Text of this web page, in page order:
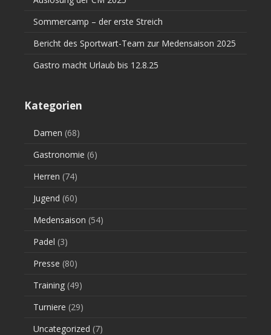
Sommercamp – der erste Streich
Bericht des Sportwart-Team zur Medensaison 2025
Gastro macht Urlaub bis 12.8.25
Kategorien
Damen (68)
Gastronomie (6)
Herren (74)
Jugend (60)
Medensaison (54)
Padel (3)
Presse (80)
Training (49)
Turniere (29)
Uncategorized (7)